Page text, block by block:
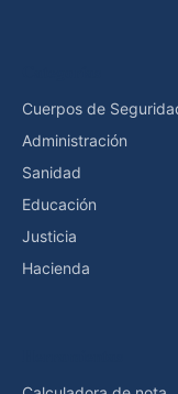
Cuerpos de
Administración
Sanidad
Educación
Justicia
Hacienda